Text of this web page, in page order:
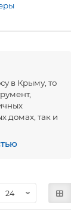
в Крыму, то
домах, так и
можно